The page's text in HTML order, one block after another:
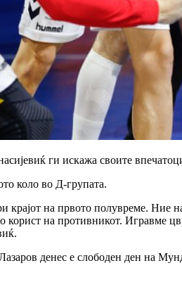
ги искажа своите
коло во Д-групата.
крајот на првото полувреме.
корист на противникот. Игравме
денес е слободен ден на